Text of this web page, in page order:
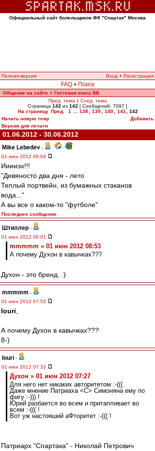
Официальный сайт болельщиков ФК "Спартак" Москва
Полная версия Вход • Регистрация
FAQ • Поиск
Общение на сайте » Гостевая книга ВВ
Пред. тема | След. тема
Страница 142 из 142 [ Сообщений: 7097 ]
На страницу Пред. 1 138 139 140 141
142
Начать новую тему
Добавить
Версия для печати
01.06.2012 - 30.06.2012
Mike Lebedev -
01 июн 2012 08:04
Ииииэх!!!
"Девяносто два дня - лето
Теплый портвейн, из бумажных стаканов
вода..."
А вы все о каком-то "футболе"
Последнее сообщение
Штиллер -
01 июн 2012 08:01
mmmmm » 01 июн 2012 08:53
А почему Духон в кавычках???
Духон - это бренд. :)
mmmmm -
01 июн 2012 07:53
Iouri
А почему Духон в кавычках???
8-)
Iouri -
01 июн 2012 07:33
Духон » 01 июн 2012 07:27
Для него нет никаких авторитетом :-(((.
Даже мнение Патриаха <C> Симоняна ему по
фигу :-))) !
Юрий разбается во всем и притапливает во
всем :-((( !
Вот уж настояший аФторитет :-((( !
Патриарх "Спартака" - Николай Петрович